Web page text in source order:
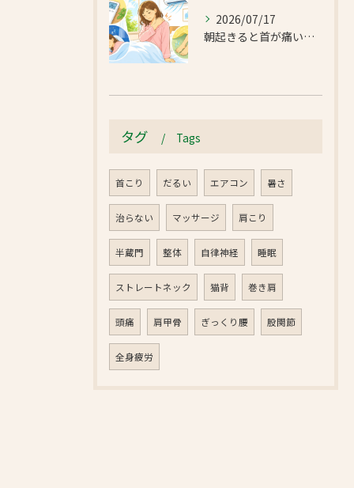
2026/07/17
朝起きると首が痛い…エアコンの冷えで首肩こりと足のだるさが気になったお客様｜半蔵門 首肩リフレッシュ整体院
タグ Tags
首こり だるい エアコン 暑さ
治らない マッサージ 肩こり
半蔵門 整体 自律神経 睡眠
ストレートネック 猫背 巻き肩
頭痛 肩甲骨 ぎっくり腰 股関節
全身疲労